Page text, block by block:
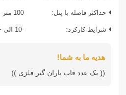
حداکثر فاصله با پنل: 100 متر با کابل 0.6 فویلدار
شرایط کارکرد: -10 الی +55 درجه سانتیگراد
هدیه ما به شما!
(( یک عدد قاب باران گیر فلزی ))